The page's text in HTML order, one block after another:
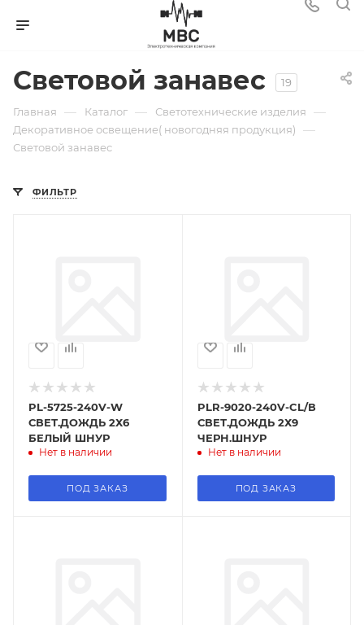
Световой занавес 19
Главная — Каталог — Светотехнические изделия —
Декоративное освещение( новогодняя продукция) —
Световой занавес
ФИЛЬТР
PL-5725-240V-W
СВЕТ.ДОЖДЬ 2Х6
БЕЛЫЙ ШНУР
Нет в наличии
ПОД ЗАКАЗ
PLR-9020-240V-CL/В
СВЕТ.ДОЖДЬ 2Х9
ЧЕРН.ШНУР
Нет в наличии
ПОД ЗАКАЗ